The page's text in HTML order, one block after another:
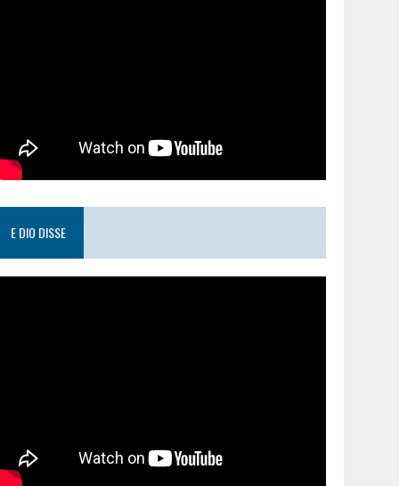
E DIO DISSE